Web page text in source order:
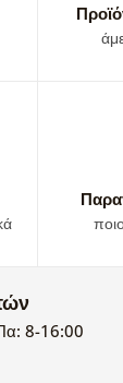
8-16:00